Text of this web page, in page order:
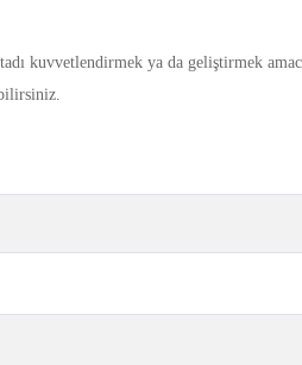
kuvvetlendirmek ya da geliştirmek